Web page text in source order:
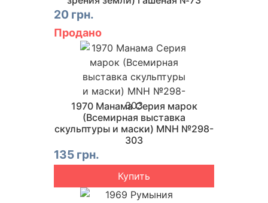
20 грн.
Продано
1970 Манама Серия марок
(Всемирная выставка
скульптуры и маски) MNH №298-
303
135 грн.
Купить